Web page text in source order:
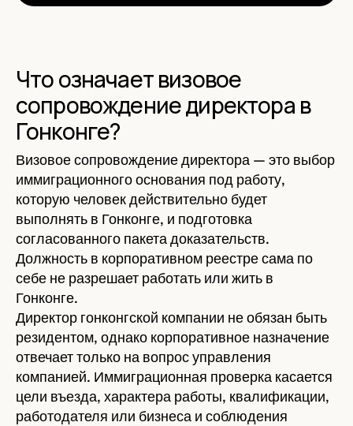
Что означает визовое
сопровождение директора в
Гонконге?
Визовое сопровождение директора — это выбор
иммиграционного основания под работу,
которую человек действительно будет
выполнять в Гонконге, и подготовка
согласованного пакета доказательств.
Должность в корпоративном реестре сама по
себе не разрешает работать или жить в
Гонконге.
Директор гонконгской компании не обязан быть
резидентом, однако корпоративное назначение
отвечает только на вопрос управления
компанией. Иммиграционная проверка касается
цели въезда, характера работы, квалификации,
работодателя или бизнеса и соблюдения